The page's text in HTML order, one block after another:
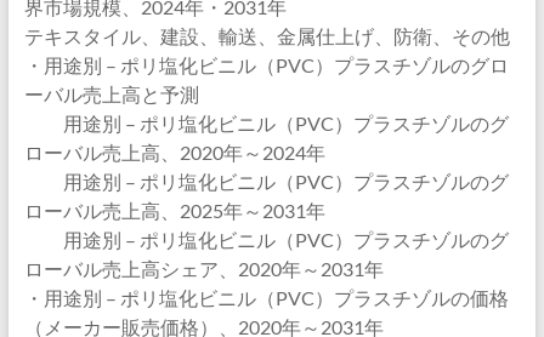
界市場規模、2024年・2031年
テキスタイル、建設、輸送、金属仕上げ、防衛、その他
・用途別 – ポリ塩化ビニル（PVC）プラスチゾルのグロ
ーバル売上高と予測
用途別 – ポリ塩化ビニル（PVC）プラスチゾルのグ
ローバル売上高、2020年～2024年
用途別 – ポリ塩化ビニル（PVC）プラスチゾルのグ
ローバル売上高、2025年～2031年
用途別 – ポリ塩化ビニル（PVC）プラスチゾルのグ
ローバル売上高シェア、2020年～2031年
・用途別 – ポリ塩化ビニル（PVC）プラスチゾルの価格
（メーカー販売価格）、2020年～2031年